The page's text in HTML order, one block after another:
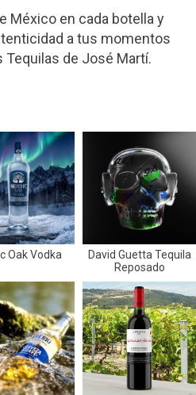
México en cada botella y
a tus momentos
de José Martí.
Oak Vodka
David Guetta Tequila
Reposado